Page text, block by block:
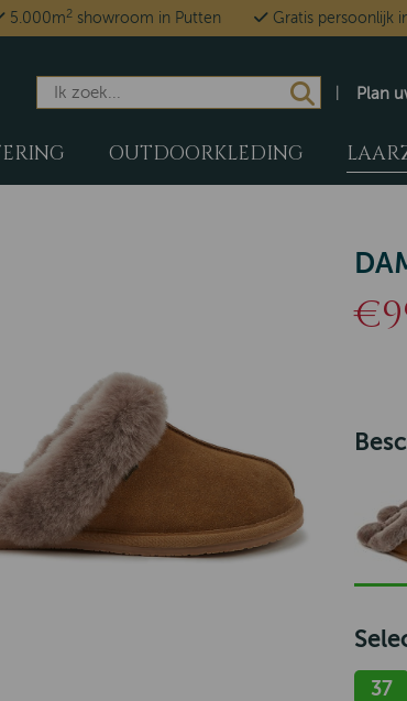
5.000m2 showroom in Putten Gratis persoonlijk
Plan
OUTDOORKLEDING
37